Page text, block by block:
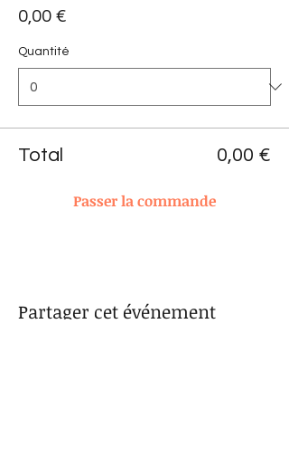
0,00 €
Quantité
Total 0,00 €
Passer la commande
Partager cet événement